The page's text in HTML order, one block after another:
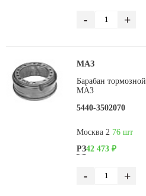
- +
МАЗ
Барабан
МАЗ
5440-3502070
Москва 2 76 шт
РЗ42 473 ₽
- +